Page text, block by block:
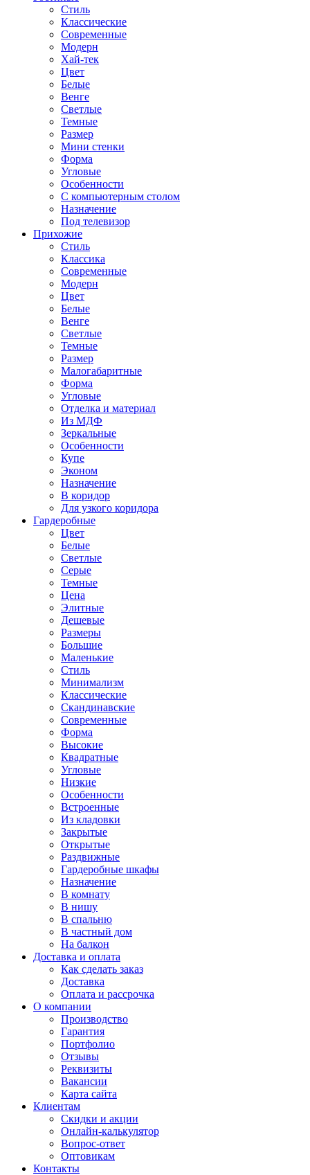
Стиль
Классические
Современные
Модерн
Хай-тек
Цвет
Белые
Венге
Светлые
Темные
Размер
Мини стенки
Форма
Угловые
Особенности
С компьютерным столом
Назначение
Под телевизор
Прихожие
Стиль
Классика
Современные
Модерн
Цвет
Белые
Венге
Светлые
Темные
Размер
Малогабаритные
Форма
Угловые
Отделка и материал
Из МДФ
Зеркальные
Особенности
Купе
Эконом
Назначение
В коридор
Для узкого коридора
Гардеробные
Цвет
Белые
Светлые
Серые
Темные
Цена
Элитные
Дешевые
Размеры
Большие
Маленькие
Стиль
Минимализм
Классические
Скандинавские
Современные
Форма
Высокие
Квадратные
Угловые
Низкие
Особенности
Встроенные
Из кладовки
Закрытые
Открытые
Раздвижные
Гардеробные шкафы
Назначение
В комнату
В нишу
В спальню
В частный дом
На балкон
Доставка и оплата
Как сделать заказ
Доставка
Оплата и рассрочка
О компании
Производство
Гарантия
Портфолио
Отзывы
Реквизиты
Вакансии
Карта сайта
Клиентам
Скидки и акции
Онлайн-калькулятор
Вопрос-ответ
Оптовикам
Контакты